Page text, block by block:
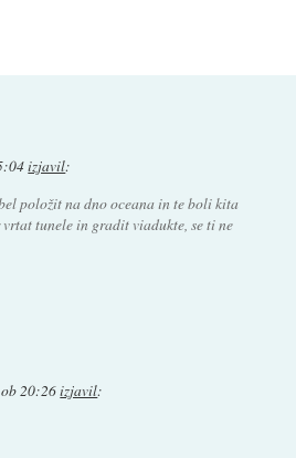
izjavil:
položit na dno oceana in te boli kita
tunele in gradit viadukte, se ti ne
20:26izjavil: